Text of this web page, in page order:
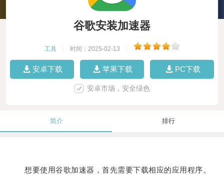
谷歌安装加速器
工具 时间：2025-02-13
安卓下载 苹果下载 PC下载
安卓市场，安全绿色
简介 排行
想要使用谷歌加速器，首先需要下载相应的应用程序。